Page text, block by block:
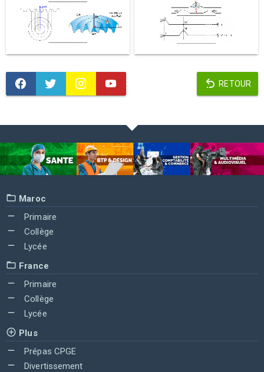
RETOUR
Maroc
Primaire
Collège
Lycée
France
Primaire
Collège
Lycée
Plus
Prépas CPGE
Divertissement